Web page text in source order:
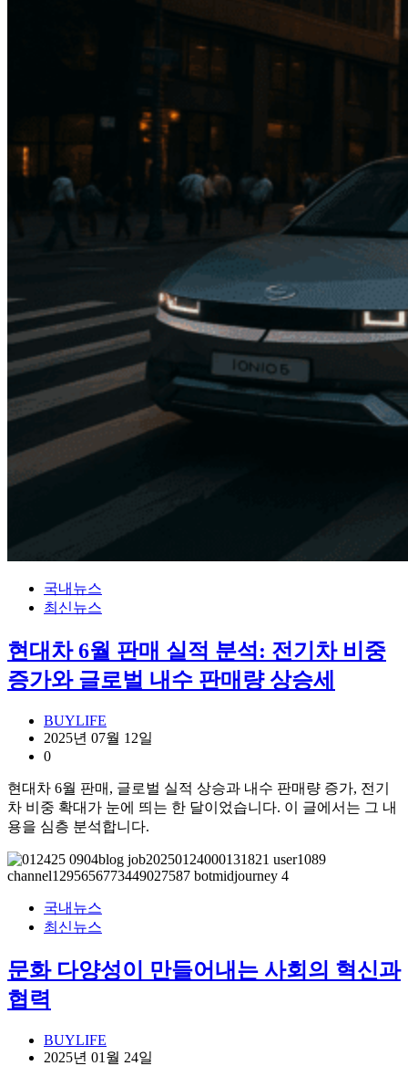
국내뉴스
최신뉴스
현대차 6월 판매 실적 분석: 전기차 비중
증가와 글로벌 내수 판매량 상승세
BUYLIFE
2025년 07월 12일
0
현대차 6월 판매, 글로벌 실적 상승과 내수 판매량 증가, 전기
차 비중 확대가 눈에 띄는 한 달이었습니다. 이 글에서는 그 내
용을 심층 분석합니다.
국내뉴스
최신뉴스
문화 다양성이 만들어내는 사회의 혁신과
협력
BUYLIFE
2025년 01월 24일